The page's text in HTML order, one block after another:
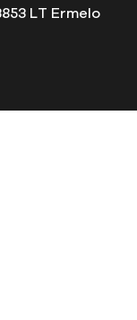
LT Ermelo